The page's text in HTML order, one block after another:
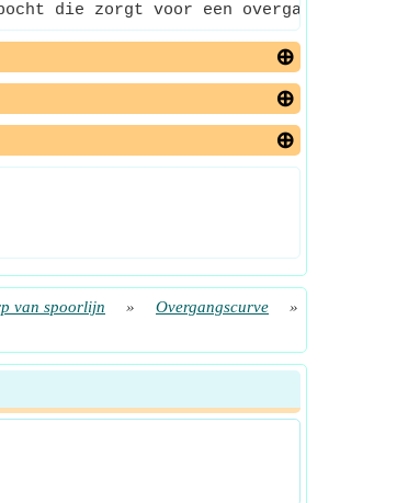
die zorgt voor een overgang tussen
van spoorlijn » Overgangscurve
»